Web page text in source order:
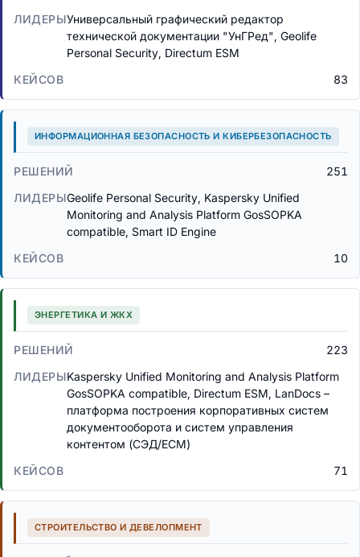
Универсальный графический редактор
технической документации "УнГРед", Geolife
Personal Security, Directum ESM
83
ИНФОРМАЦИОННАЯ БЕЗОПАСНОСТЬ И КИБЕРБЕЗОПАСНОСТЬ
251
Geolife Personal Security, Kaspersky Unified
Monitoring and Analysis Platform GosSOPKA
compatible, Smart ID Engine
10
ЭНЕРГЕТИКА И ЖКХ
223
Kaspersky Unified Monitoring and Analysis Platform
GosSOPKA compatible, Directum ESM, LanDocs –
платформа построения корпоративных систем
документооборота и систем управления
контентом (СЭД/ECM)
71
СТРОИТЕЛЬСТВО И ДЕВЕЛОПМЕНТ